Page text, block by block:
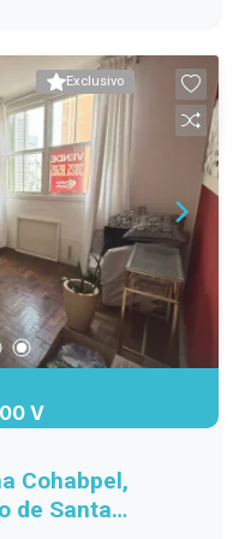
piscina e amplo
Portaria 24
poliesportiva
de qualquer
cada detalhe
Exclusivo
V
Cohabpel,
de Santa